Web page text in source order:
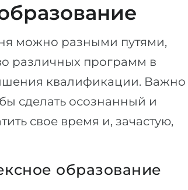
можно разными путями,
различных программ в
квалификации. Важно
сделать осознанный и
свое время и, зачастую,
образование